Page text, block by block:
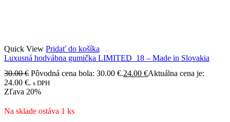
Quick View Pridať do košíka
Luxusná hodvábna gumička LIMITED_18 – Made in Slovakia
30.00€ Pôvodná cena bola: 30.00 €.24.00 €Aktuálna cena je:
24.00 €. s DPH
Zľava 20%
Na sklade ostáva 1 ks